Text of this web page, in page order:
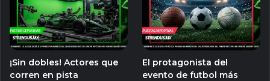
¡Sin dobles! Actores que
corren en pista
El protagonista del
evento de futbol más